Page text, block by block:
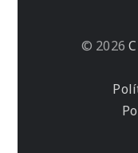
© 2026